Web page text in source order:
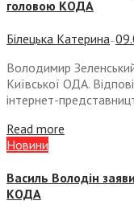
головою КОДА
Білецька Катерина—
Володимир
Київської ОДА.
інтернет-
Read more
Новини
Василь Володін
КОДА